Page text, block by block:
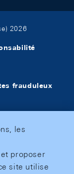
2026
frauduleux
les
proposer
site utilise